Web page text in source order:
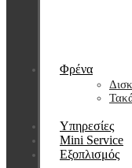
Φρένα
Υπηρεσίες
Mini Service
Εξοπλισμός